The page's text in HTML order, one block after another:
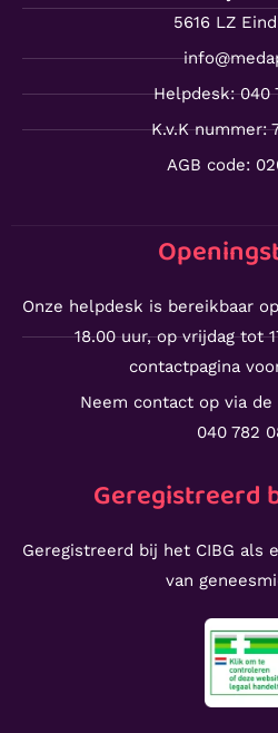
5616 LZ
Helpdesk: 040
K.v.K nummer:
AGB code:
Onze helpdesk is bereikbaar
18.00 uur, op vrijdag tot
contactpagina
Neem contact op via
040 782
Geregistreerd
Geregistreerd bij het CIBG als
van